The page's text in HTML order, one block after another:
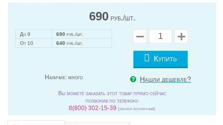
690руб./шт.
До 9 690 руб./шт.
От 10
640 руб./шт.
Купить
Наличие: много Нашли дешевле?
Вы можете заказать этот товар прямо сейчас
позвонив по телефону
8(800) 302-15-39 (звонок бесплатный)